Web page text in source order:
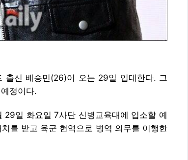
출신 배승민(26)이 오는 29일 입대한다. 그
정이다.
일 화요일 7사단 신병교육대에 입소할 예
를 받고 육군 현역으로 병역 의무를 이행한